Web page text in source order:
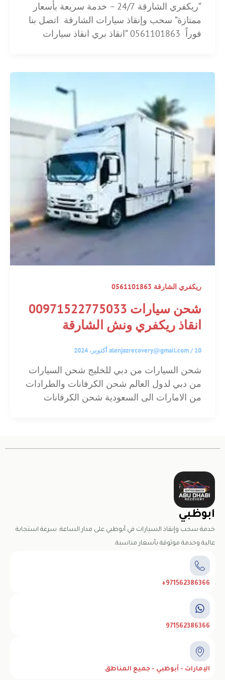
“ريكفري الشارقة 24/7 – خدمة سريعة بأسعار
ممتازة” سحب وإنقاذ سيارات الشارقة اتصل بنا
فوراً 0561101863 “انقاذ بري انقاذ سيارات
ريكفري الشارقة 0561101863
شحن سيارات 00971522775033
انقاذ ريكفري ونش الشارقة
alenjazrecovery@gmail.com/10 أكتوبر، 2024
شحن السيارات من دبي للخليج شحن السيارات
من دبي لدول العالم شحن الكرفانات والطرادات
من الامارات الى السعودية شحن الكرفانات
ابوظبي
خدمة سحب وإنقاذ السيارات في أبوظبي على مدار الساعة. سرعة استجابة
عالية وخدمة موثوقة بأسعار مناسبة.
971562386366+
971562386366
الإمارات - أبوظبي - جميع المناطق